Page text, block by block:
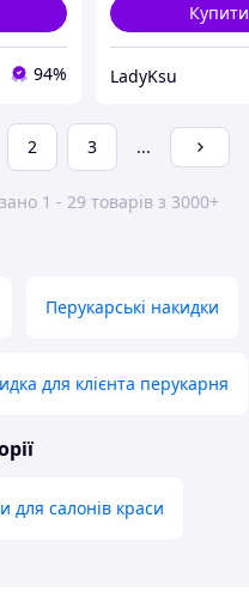
94%
Купити
LadyKsu
2 3 ...
1 - 29 товарів з 3000+
Перукарські накидки
для клієнта перукарня
для салонів краси